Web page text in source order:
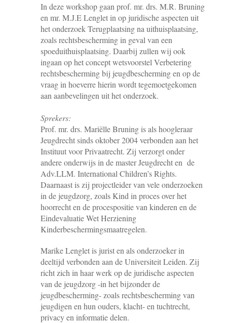
In deze workshop gaan prof. mr. drs. M.R. Bruning
en mr. M.J.E Lenglet in op juridische aspecten uit
het onderzoek Terugplaatsing na uithuisplaatsing,
zoals rechtsbescherming in geval van een
spoeduithuisplaatsing. Daarbij zullen wij ook
ingaan op het concept wetsvoorstel Verbetering
rechtsbescherming bij jeugdbescherming en op de
vraag in hoeverre hierin wordt tegemoetgekomen
aan aanbevelingen uit het onderzoek.
Sprekers:
Prof. mr. drs. Mariëlle Bruning is als hoogleraar
Jeugdrecht sinds oktober 2004 verbonden aan het
Instituut voor Privaatrecht. Zij verzorgt onder
andere onderwijs in de master Jeugdrecht en de
Adv.LLM. International Children’s Rights.
Daarnaast is zij projectleider van vele onderzoeken
in de jeugdzorg, zoals Kind in proces over het
hoorrecht en de procespositie van kinderen en de
Eindevaluatie Wet Herziening
Kinderbeschermingsmaatregelen.
Marike Lenglet is jurist en als onderzoeker in
deeltijd verbonden aan de Universiteit Leiden. Zij
richt zich in haar werk op de juridische aspecten
van de jeugdzorg -in het bijzonder de
jeugdbescherming- zoals rechtsbescherming van
jeugdigen en hun ouders, klacht- en tuchtrecht,
privacy en informatie delen.